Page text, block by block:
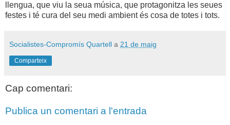
llengua, que viu la seua música, que protagonitza les seues
festes i té cura del seu medi ambient és cosa de totes i tots.
Socialistes-Compromís Quartell a 21 de maig
Comparteix
Cap comentari:
Publica un comentari a l'entrada